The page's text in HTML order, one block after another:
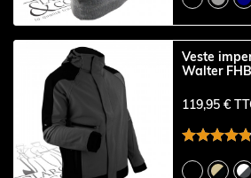
Veste
Walter FHB
119,95 €